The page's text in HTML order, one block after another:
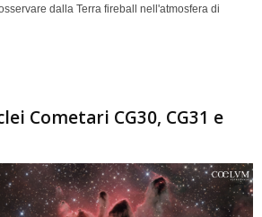
dalla Terra fireball nell'atmosfera di
Cometari CG30, CG31 e